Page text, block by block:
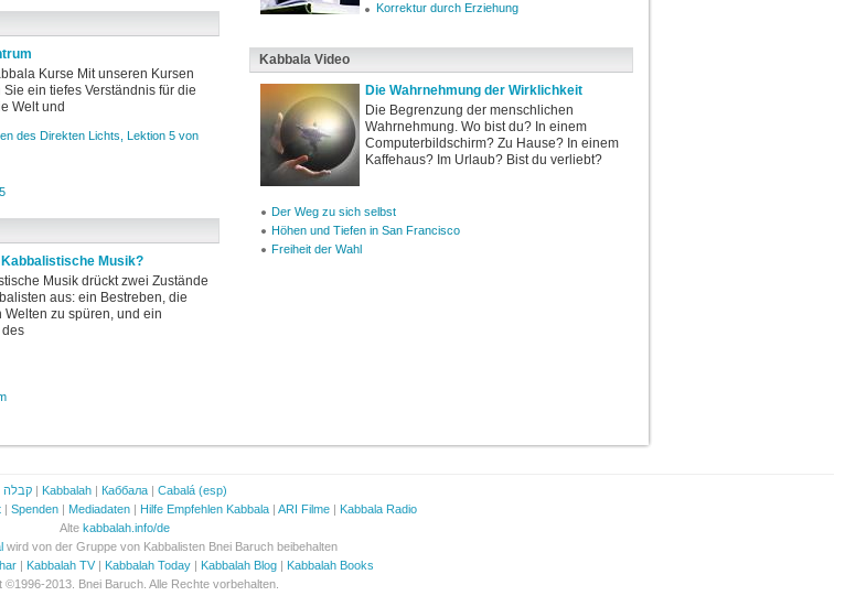
Kurse Mit unseren Kursen
Sie ein tiefes Verständnis für die
Welt und
des Direkten Lichts, Lektion 5 von
Musik?
Musik drückt zwei Zustände
aus: ein Bestreben, die
Welten zu spüren, und ein
des
Korrektur durch Erziehung
Kabbala Video
Die Wahrnehmung der Wirklichkeit
Die Begrenzung der menschlichen
Wahrnehmung. Wo bist du? In einem
Computerbildschirm? Zu Hause? In einem
Kaffehaus? Im Urlaub? Bist du verliebt?
Der Weg zu sich selbst
Höhen und Tiefen in San Francisco
Freiheit der Wahl
קבלה| Kabbalah| Каббала| Cabalá (esp)
| Spenden| Mediadaten| Hilfe Empfehlen Kabbala| ARI Filme|
Kabbala Radio
Alte kabbalah.info/de
wird von der Gruppe von Kabbalisten Bnei Baruch beibehalten
| Kabbalah TV| Kabbalah Today| Kabbalah Blog|
Kabbalah Books
©1996-2013. Bnei Baruch. Alle Rechte vorbehalten.